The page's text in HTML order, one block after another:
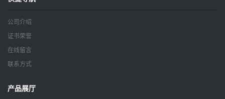
公司介绍
证书荣誉
在线留言
联系方式
产品展厅